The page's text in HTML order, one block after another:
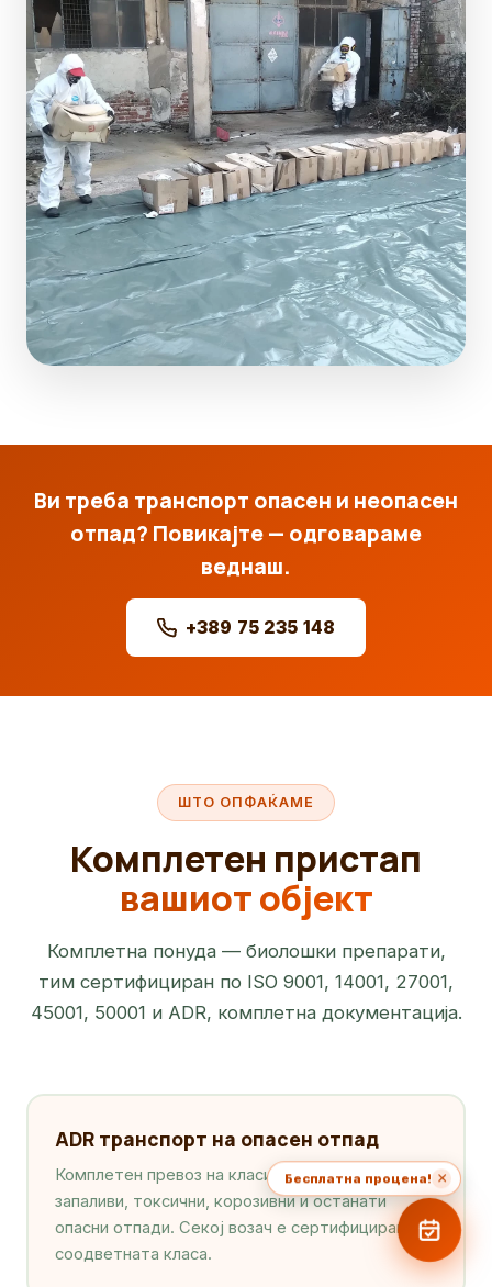
Ви треба транспорт опасен и неопасен
отпад? Повикајте — одговараме
веднаш.
+389 75 235 148
ШТО ОПФАЌАМЕ
Комплетен пристап
вашиот објект
Комплетна понуда — биолошки препарати,
тим сертифициран по ISO 9001, 14001, 27001,
45001, 50001 и ADR, комплетна документација.
ADR транспорт на опасен отпад
Комплетен превоз на класи 3, 4, 5, 6, 8 и 9 —
запаливи, токсични, корозивни и останати
опасни отпади. Секој возач е сертифициран за
соодветната класа.
Бесплатна процена! ×